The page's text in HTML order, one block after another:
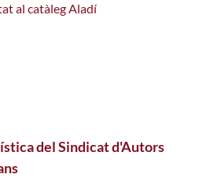
al catàleg Aladí
del Sindicat d'Autors